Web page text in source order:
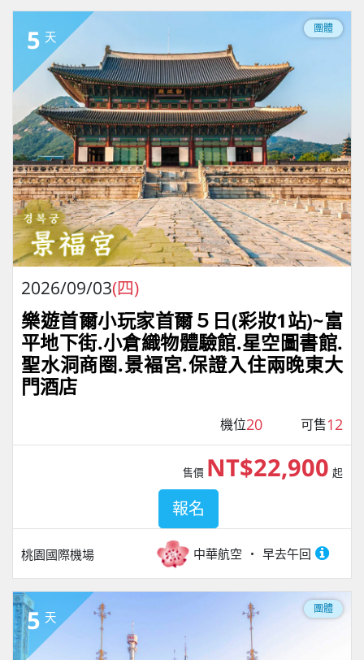
5 天
團體
2026/09/03(四)
樂遊首爾小玩家首爾５日(彩妝1站)~富
平地下街.小倉織物體驗館.星空圖書館.
聖水洞商圈.景褔宮.保證入住兩晚東大
門酒店
機位20 可售12
桃園國際機場 中華航空 早去午回
售價 NT$22,900 起
報名
5 天
團體